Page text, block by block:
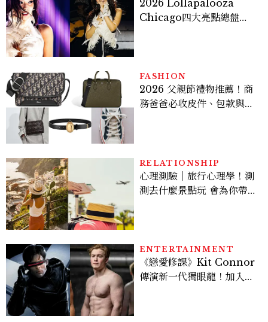
2026 Lollapalooza
Chicago四大亮點總盤
FASHION
2026 父親節禮物推薦！商
務爸爸必收皮件、包款與鞋
RELATIONSHIP
心理測驗｜旅行心理學！測
測去什麼景點玩 會為你帶來
ENTERTAINMENT
《戀愛修課》Kit Connor
傳演新一代獨眼龍！加入新